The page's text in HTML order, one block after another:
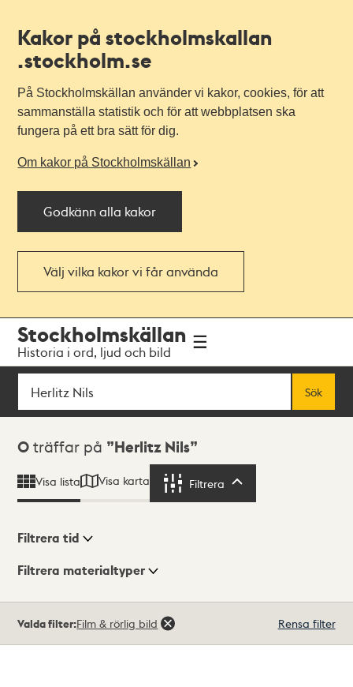
Kakor på stockholmskallan
.stockholm.se
På Stockholmskällan använder vi kakor, cookies, för att
sammanställa statistik och för att webbplatsen ska
fungera på ett bra sätt för dig.
Om kakor på Stockholmskällan
Godkänn alla kakor
Välj vilka kakor vi får använda
navigationen
huvudinnehållet
Stockholmskällan
Historia i ord, ljud och bild
Sök
Sök
Sökresultat
0 träffar på Herlitz Nils
Visa lista Visa karta Filtrera
Visningsläge
Filtrera tid
Filtrera materialtyper
träffar
Valda filter:Film & rörlig bild Rensa filter